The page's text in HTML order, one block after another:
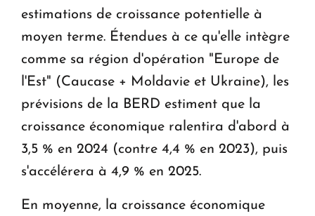
estimations de croissance potentielle à
moyen terme. Étendues à ce qu'elle intègre
comme sa région d'opération "Europe de
l'Est" (Caucase + Moldavie et Ukraine), les
prévisions de la BERD estiment que la
croissance économique ralentira d'abord à
3,5 % en 2024 (contre 4,4 % en 2023), puis
s'accélérera à 4,9 % en 2025.
En moyenne, la croissance économique